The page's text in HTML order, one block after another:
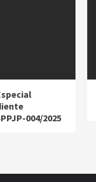
004/2025